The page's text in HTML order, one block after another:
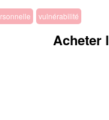
vulnérabilité
Acheter